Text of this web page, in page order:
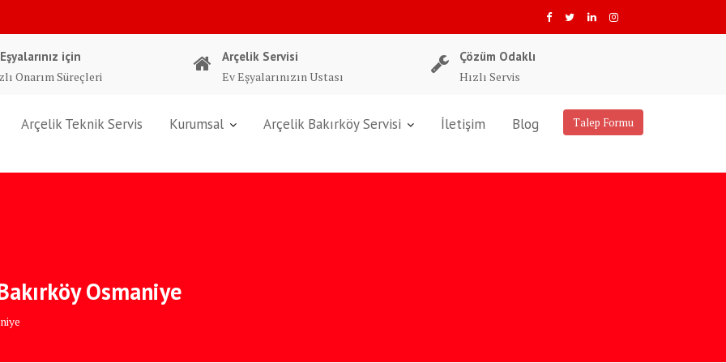
için
Onarım Süreçleri
Arçelik Servisi
Ev Eşyalarınızın Ustası
Çözüm Odaklı
Hızlı Servis
Talep Formu
Arçelik Teknik Servis Kurumsal Arçelik Bakırköy Servisi İletişim Blog
Osmaniye